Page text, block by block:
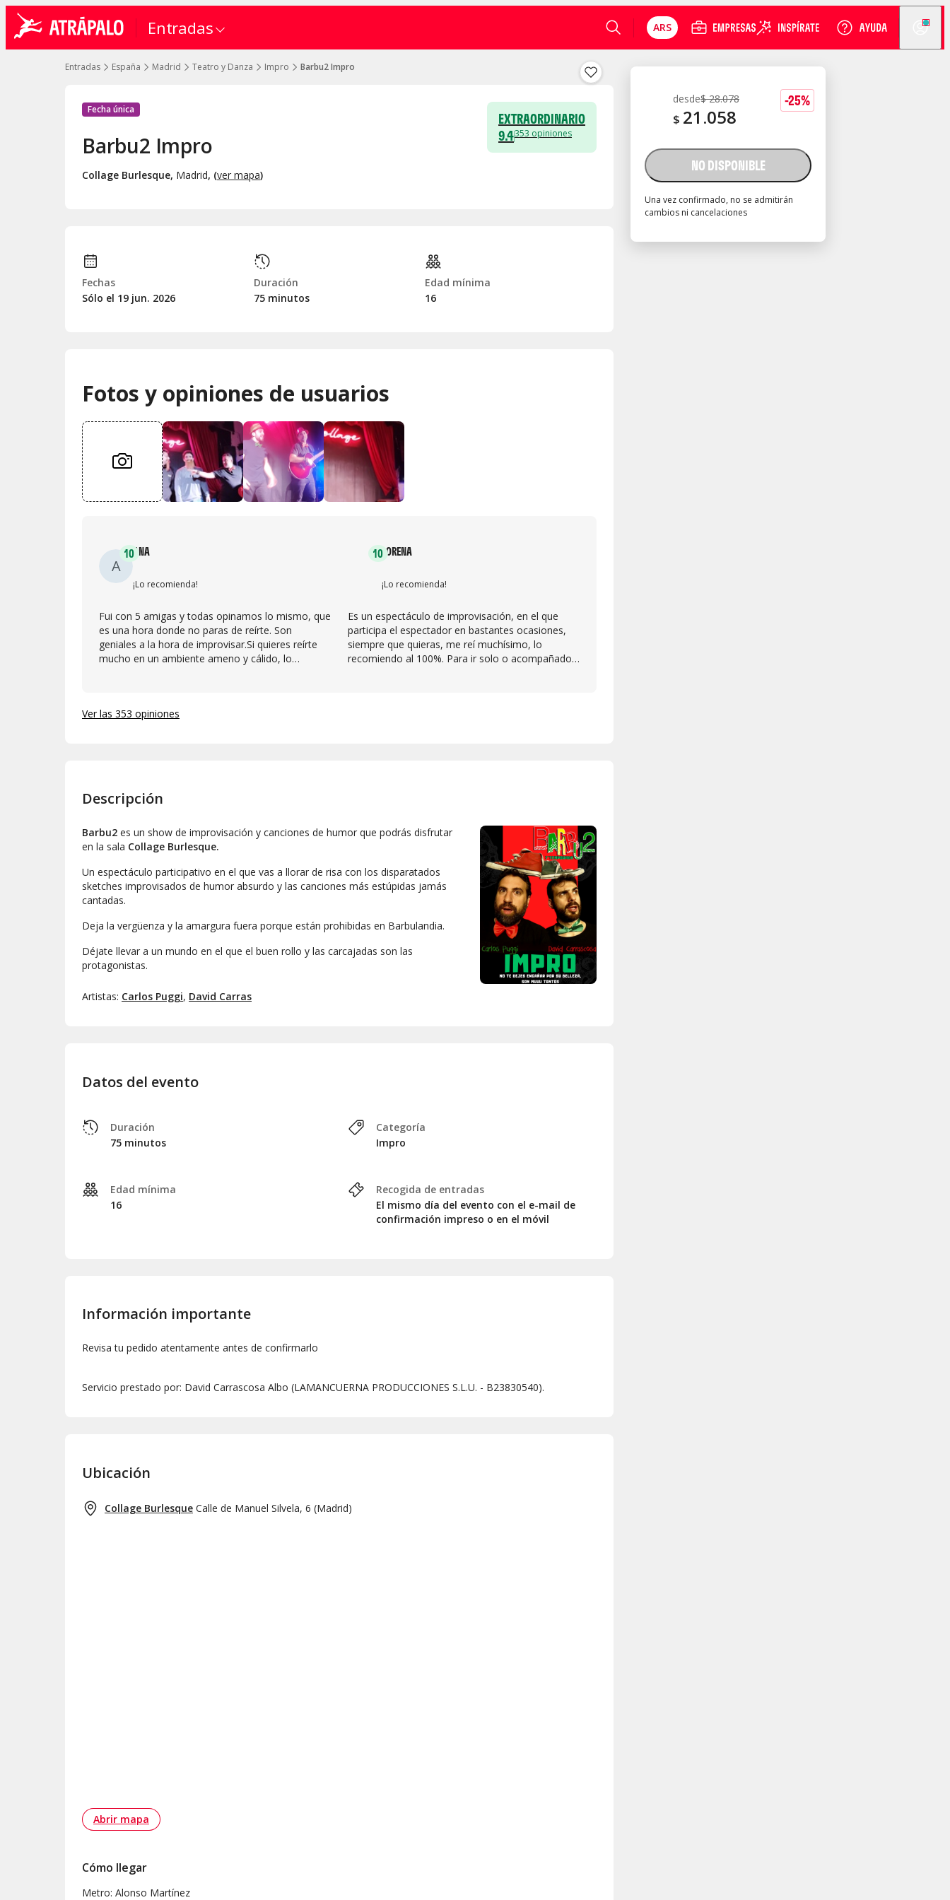
Entradas ARS
Entradas España Madrid Teatro y Danza Impro Barbu2 Impro
-25%
desde$ 28.078
$ 21.058
NO DISPONIBLE
Una vez confirmado, no se admitirán
cambios ni cancelaciones
Fecha única
Barbu2 Impro
Collage Burlesque, Madrid, (ver mapa)
EXTRAORDINARIO
9.4353 opiniones
Fechas
Sólo el 19 jun. 2026
Duración
75 minutos
Edad mínima
16
Fotos y opiniones de usuarios
A
10ANA
¡Lo recomienda!
Fui con 5 amigas y todas opinamos lo mismo, que
es una hora donde no paras de reírte. Son
geniales a la hora de improvisar.Si quieres reírte
mucho en un ambiente ameno y cálido, lo
10LORENA
¡Lo recomienda!
Es un espectáculo de improvisación, en el que
participa el espectador en bastantes ocasiones,
siempre que quieras, me reí muchísimo, lo
recomiendo al 100%. Para ir solo o acompañado,
Ver las 353 opiniones
Descripción
Barbu2 es un show de improvisación y canciones de humor que podrás disfrutar
en la sala Collage Burlesque.
Un espectáculo participativo en el que vas a llorar de risa con los disparatados
sketches improvisados de humor absurdo y las canciones más estúpidas jamás
cantadas.
Deja la vergüenza y la amargura fuera porque están prohibidas en Barbulandia.
Déjate llevar a un mundo en el que el buen rollo y las carcajadas son las
protagonistas.
Artistas: Carlos Puggi, David Carras
Datos del evento
Duración
75 minutos
Edad mínima
16
Categoría
Impro
Recogida de entradas
El mismo día del evento con el e-mail de
confirmación impreso o en el móvil
Información importante
Revisa tu pedido atentamente antes de confirmarlo
Servicio prestado por: David Carrascosa Albo (LAMANCUERNA PRODUCCIONES S.L.U. - B23830540).
Ubicación
Collage Burlesque Calle de Manuel Silvela, 6 (Madrid)
Abrir mapa
Cómo llegar
Metro: Alonso Martínez